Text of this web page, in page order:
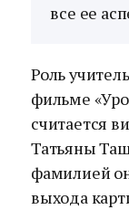
все ее
Роль
фильме
считается
Татьяны
фамилией
выхода